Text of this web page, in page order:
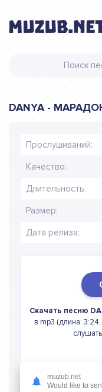
DANYA -
Прослушиваний:
Качество:
Длительность:
Размер:
Дата релиза:
Скачать песню
в mp3 (длина:
muzub.net
Would like to